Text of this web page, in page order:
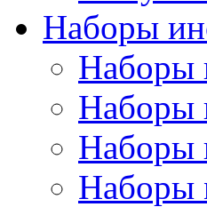
Наборы
Наборы
Наборы
Наборы
Наборы